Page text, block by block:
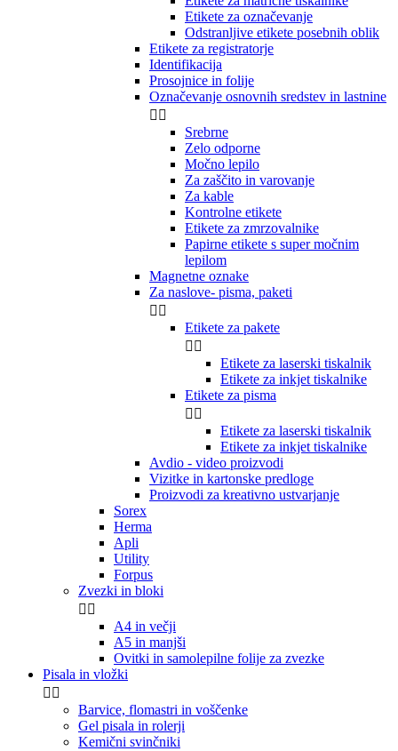
Etikete za označevanje
Odstranljive etikete posebnih oblik
Etikete za registratorje
Identifikacija
Prosojnice in folije
Označevanje osnovnih sredstev in lastnine
 
Srebrne
Zelo odporne
Močno lepilo
Za zaščito in varovanje
Za kable
Kontrolne etikete
Etikete za zmrzovalnike
Papirne etikete s super močnim
lepilom
Magnetne oznake
Za naslove- pisma, paketi
 
Etikete za pakete
 
Etikete za laserski tiskalnik
Etikete za inkjet tiskalnike
Etikete za pisma
 
Etikete za laserski tiskalnik
Etikete za inkjet tiskalnike
Avdio - video proizvodi
Vizitke in kartonske predloge
Proizvodi za kreativno ustvarjanje
Sorex
Herma
Apli
Utility
Forpus
Zvezki in bloki
 
A4 in večji
A5 in manjši
Ovitki in samolepilne folije za zvezke
Pisala in vložki
 
Barvice, flomastri in voščenke
Gel pisala in rolerji
Kemični svinčniki